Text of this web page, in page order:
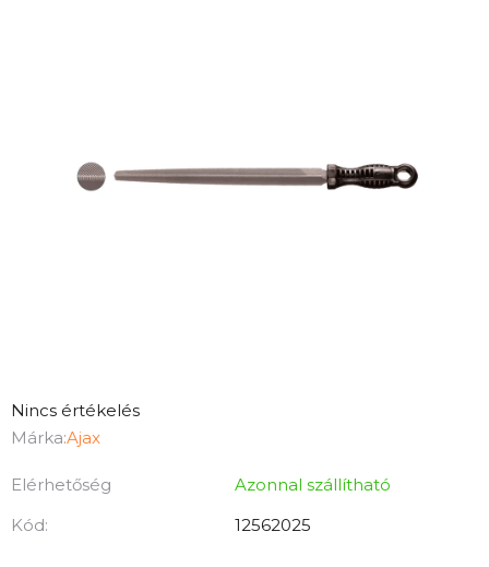
A
termék
értékelése
5-
Nincs értékelés
Márka:Ajax
Elérhetőség
Azonnal szállítható
Kód:
12562025